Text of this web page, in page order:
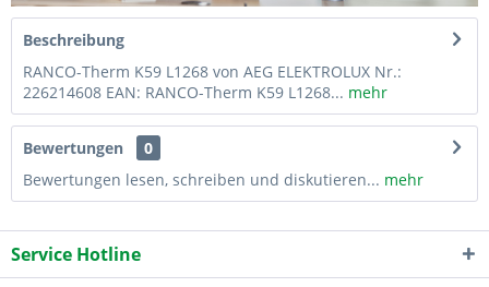
Beschreibung
RANCO-Therm K59 L1268 von AEG ELEKTROLUX Nr.:
226214608 EAN: RANCO-Therm K59 L1268... mehr
Bewertungen
0
Bewertungen lesen, schreiben und diskutieren... mehr
Service Hotline